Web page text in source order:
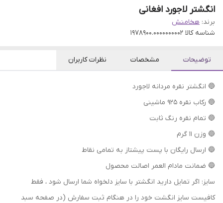
انگشتر لاجورد افغانی
برند: هخامنش
شناسه کالا 1978900.0000000002
توضیحات مشخصات نظرات کاربران
🔵 انگشتر نقره مردانه لاجورد
🔵 رکاب نقره 925 ماشینی
🔵 تمام نقره رنگ ثابت
🔵 وزن 11 گرم
🔵 ارسال رایگان با پست پیشتاز به تمامی نقاط
🔵 ضمانت مادام العمر اصالت محصول
سایز: اگر تمایل دارید انگشتر با سایز دلخواه شما ارسال شود ، فقط
کافیست سایز انگشت خود را در هنگام ثبت سفارش (در صفحه سبد